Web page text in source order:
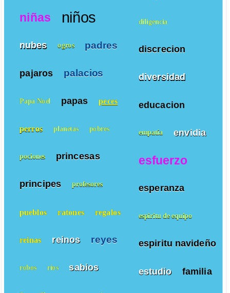
diligencia
discrecion
diversidad
educacion
empatía envidia
esfuerzo
esperanza
espiritu de equipo
espiritu navideño
estudio familia
niñas niños
nubes ogros padres
pajaros palacios
Papa Noel papas peces
perros planetas pobres
pociones princesas
principes profesores
pueblos ratones regalos
reinas reinos reyes
robos ríos sabios